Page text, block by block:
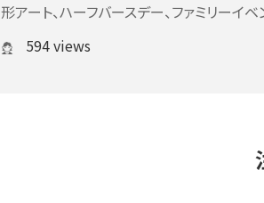
形アート、ハーフバースデー、ファミリーイベ
594 views